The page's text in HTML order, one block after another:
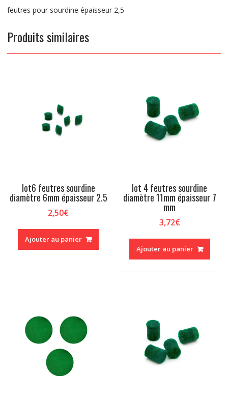
feutres pour sourdine épaisseur 2,5
Produits similaires
lot6 feutres sourdine
diamètre 6mm épaisseur 2.5
2,50€
Ajouter au panier
lot 4 feutres sourdine
diamètre 11mm épaisseur 7
mm
3,72€
Ajouter au panier